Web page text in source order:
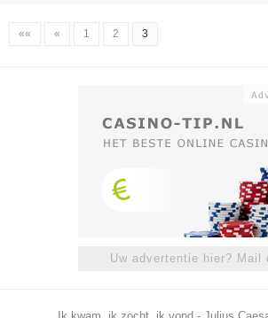
«« « 1 2 3
Uw advertentie hier? Mail